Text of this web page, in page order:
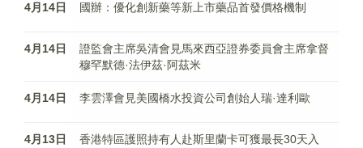
4月14日 國辦：優化創新藥等新上市藥品首發價格機制
4月14日
證監會主席吳清會見馬來西亞證券委員會主席拿督
穆罕默德·法伊茲·阿茲米
4月14日 李雲澤會見美國橋水投資公司創始人瑞·達利歐
4月13日
香港特區護照持有人赴斯里蘭卡可獲最長30天入